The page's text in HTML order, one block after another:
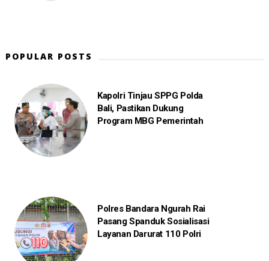
POPULAR POSTS
Kapolri Tinjau SPPG Polda
Bali, Pastikan Dukung
Program MBG Pemerintah
Polres Bandara Ngurah Rai
Pasang Spanduk Sosialisasi
Layanan Darurat 110 Polri